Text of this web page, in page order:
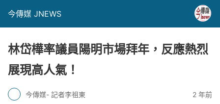
今傳媒 JNEWS
林岱樺率議員陽明市場拜年，反應熱烈
展現高人氣！
今傳媒- 記者李祖東 2 年前